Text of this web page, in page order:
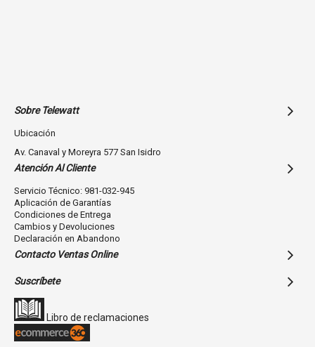
Sobre Telewatt
Ubicación
Av. Canaval y Moreyra 577 San Isidro
Atención Al Cliente
Servicio Técnico: 981-032-945
Aplicación de Garantías
Condiciones de Entrega
Cambios y Devoluciones
Declaración en Abandono
Contacto Ventas Online
Suscríbete
Libro de reclamaciones